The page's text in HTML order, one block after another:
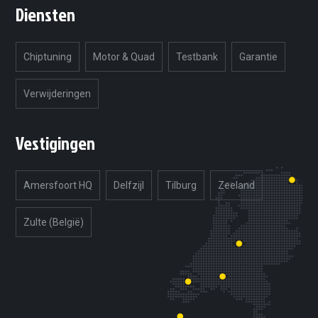
Diensten
Chiptuning Motor & Quad Testbank Garantie
Verwijderingen
Vestigingen
Amersfoort HQ Delfzijl Tilburg Zeeland
Zulte (België)